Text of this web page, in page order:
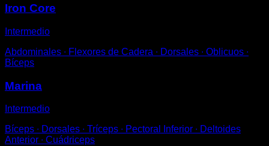
Iron Core
Intermedio
Abdominales ∙ Flexores de Cadera ∙ Dorsales ∙ Oblicuos ∙
Bíceps
Marina
Intermedio
Bíceps ∙ Dorsales ∙ Tríceps ∙ Pectoral Inferior ∙ Deltoides
Anterior ∙ Cuádriceps